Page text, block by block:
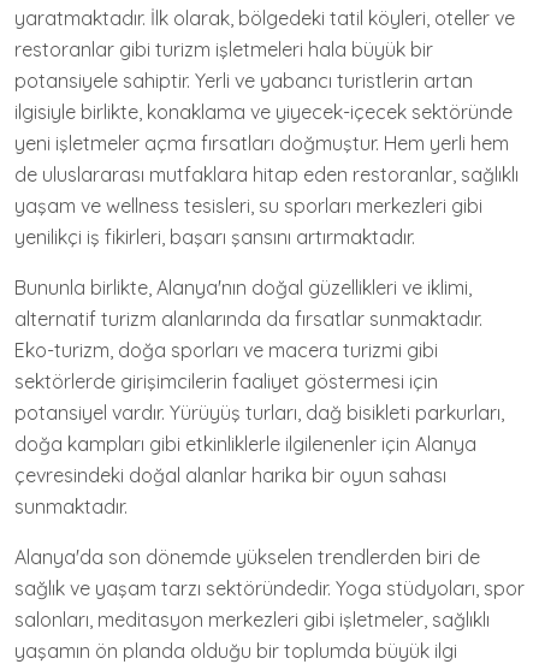
yaratmaktadır. İlk olarak, bölgedeki tatil köyleri, oteller ve
restoranlar gibi turizm işletmeleri hala büyük bir
potansiyele sahiptir. Yerli ve yabancı turistlerin artan
ilgisiyle birlikte, konaklama ve yiyecek-içecek sektöründe
yeni işletmeler açma fırsatları doğmuştur. Hem yerli hem
de uluslararası mutfaklara hitap eden restoranlar, sağlıklı
yaşam ve wellness tesisleri, su sporları merkezleri gibi
yenilikçi iş fikirleri, başarı şansını artırmaktadır.
Bununla birlikte, Alanya'nın doğal güzellikleri ve iklimi,
alternatif turizm alanlarında da fırsatlar sunmaktadır.
Eko-turizm, doğa sporları ve macera turizmi gibi
sektörlerde girişimcilerin faaliyet göstermesi için
potansiyel vardır. Yürüyüş turları, dağ bisikleti parkurları,
doğa kampları gibi etkinliklerle ilgilenenler için Alanya
çevresindeki doğal alanlar harika bir oyun sahası
sunmaktadır.
Alanya'da son dönemde yükselen trendlerden biri de
sağlık ve yaşam tarzı sektöründedir. Yoga stüdyoları, spor
salonları, meditasyon merkezleri gibi işletmeler, sağlıklı
yaşamın ön planda olduğu bir toplumda büyük ilgi